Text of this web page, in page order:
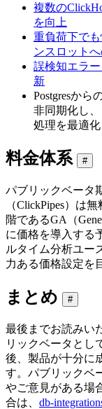
複数の
を向上
重負荷下で
ンスロット
誤検知エラ
新
Postgresから
非同期化し
処理を最適化
料金体系 #
パブリックベータ
（ClickPipes）は
階であるGA（
に価格を導入する
ルタイム分析ユー
力ある価格設定を
まとめ #
最後までお読みい
リックベータとし
後、製品が十分に
す。パブリックベ
やご意見がある場
合は、 db-